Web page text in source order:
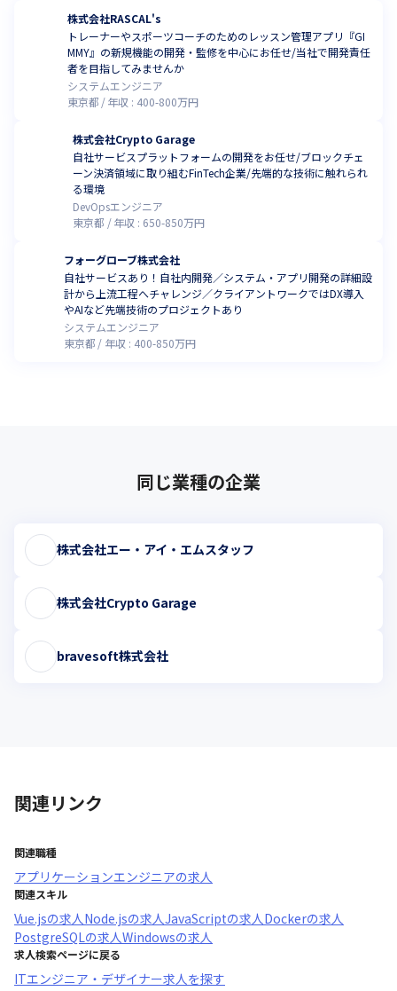
株式会社RASCAL's
トレーナーやスポーツコーチのためのレッスン管理アプリ『GI
MMY』の新規機能の開発・監修を中心にお任せ/当社で開発責任
者を目指してみませんか
システムエンジニア
東京都
年収 : 400-800万円
株式会社Crypto Garage
自社サービスプラットフォームの開発をお任せ/ブロックチェ
ーン決済領域に取り組むFinTech企業/先端的な技術に触れられ
る環境
DevOpsエンジニア
東京都
年収 : 650-850万円
フォーグローブ株式会社
自社サービスあり！自社内開発／システム・アプリ開発の詳細設
計から上流工程へチャレンジ／クライアントワークではDX導入
やAIなど先端技術のプロジェクトあり
システムエンジニア
東京都
年収 : 400-850万円
同じ業種の企業
株式会社エー・アイ・エムスタッフ
株式会社Crypto Garage
bravesoft株式会社
関連リンク
関連職種
アプリケーションエンジニアの求人
関連スキル
Vue.jsの求人 Node.jsの求人JavaScriptの求人 Dockerの求人
PostgreSQLの求人Windowsの求人
求人検索ページに戻る
ITエンジニア・デザイナー求人を探す